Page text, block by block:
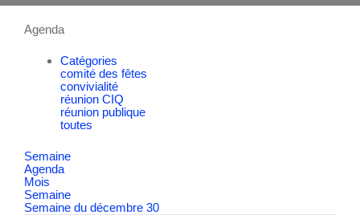
Agenda
Catégories
comité des fêtes
convivialité
réunion CIQ
réunion publique
toutes
Semaine
Agenda
Mois
Semaine
Semaine du décembre 30